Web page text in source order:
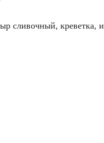
сливочный, креветка,